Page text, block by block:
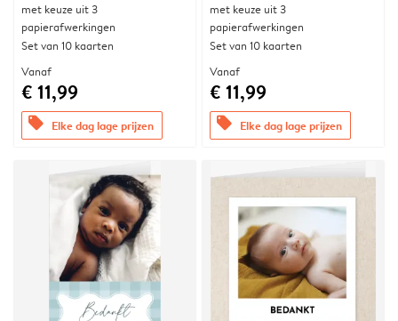
met keuze uit 3
papierafwerkingen
Set van 10 kaarten
Vanaf
€ 11,99
offers Elke dag lage prijzen
met keuze uit 3
papierafwerkingen
Set van 10 kaarten
Vanaf
€ 11,99
offers Elke dag lage prijzen